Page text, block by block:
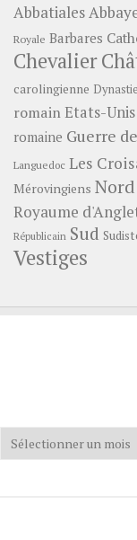
Abbatiales
Royale Barbares
Chevalier
carolingienne
romainEtats-
romaine Guerre
Languedoc Les
Mérovingiens Nord
Royaume
Républicain Sud
Vestiges
Archives